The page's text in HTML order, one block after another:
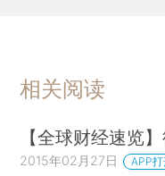
相关阅读
【全球财经速览
2015年02月27日 APP